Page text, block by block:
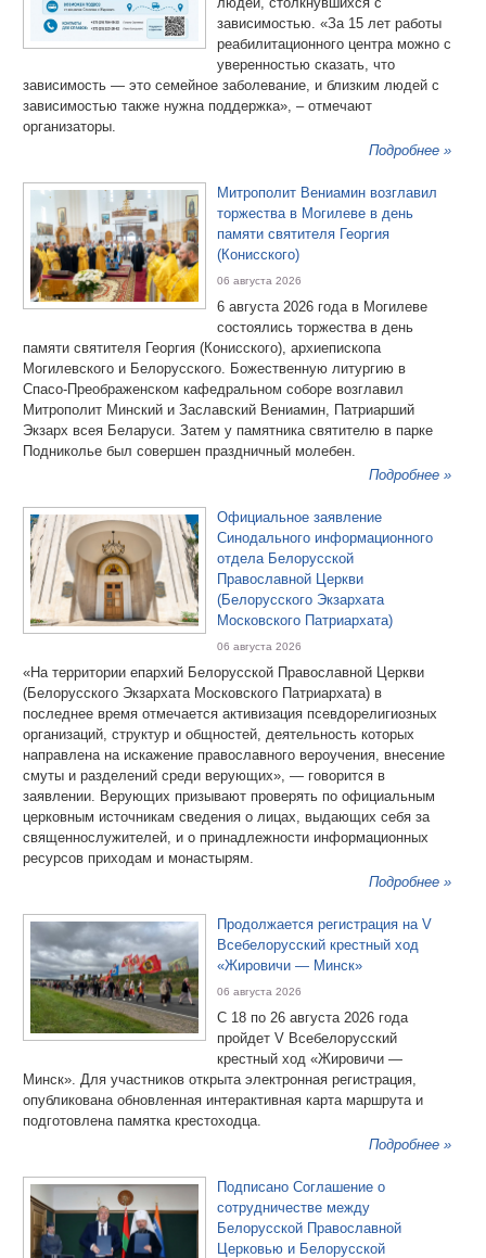
зависимостью. «За 15 лет работы
реабилитационного центра можно с
уверенностью сказать, что
зависимость — это семейное заболевание, и близким людей с
зависимостью также нужна поддержка», – отмечают
организаторы.
Подробнее »
Митрополит Вениамин возглавил
торжества в Могилеве в день
памяти святителя Георгия
(Конисского)
06 августа 2026
6 августа 2026 года в Могилеве
состоялись торжества в день
памяти святителя Георгия (Конисского), архиепископа
Могилевского и Белорусского. Божественную литургию в
Спасо-Преображенском кафедральном соборе возглавил
Митрополит Минский и Заславский Вениамин, Патриарший
Экзарх всея Беларуси. Затем у памятника святителю в парке
Подниколье был совершен праздничный молебен.
Подробнее »
Официальное заявление
Синодального информационного
отдела Белорусской
Православной Церкви
(Белорусского Экзархата
Московского Патриархата)
06 августа 2026
«На территории епархий Белорусской Православной Церкви
(Белорусского Экзархата Московского Патриархата) в
последнее время отмечается активизация псевдорелигиозных
организаций, структур и общностей, деятельность которых
направлена на искажение православного вероучения, внесение
смуты и разделений среди верующих», — говорится в
заявлении. Верующих призывают проверять по официальным
церковным источникам сведения о лицах, выдающих себя за
священнослужителей, и о принадлежности информационных
ресурсов приходам и монастырям.
Подробнее »
Продолжается регистрация на V
Всебелорусский крестный ход
«Жировичи — Минск»
06 августа 2026
С 18 по 26 августа 2026 года
пройдет V Всебелорусский
крестный ход «Жировичи —
Минск». Для участников открыта электронная регистрация,
опубликована обновленная интерактивная карта маршрута и
подготовлена памятка крестоходца.
Подробнее »
Подписано Соглашение о
сотрудничестве между
Белорусской Православной
Церковью и Белорусской